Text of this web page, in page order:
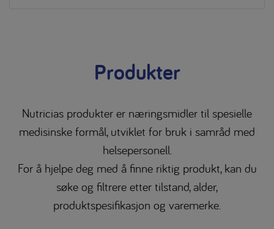
Produkter
Nutricias produkter er næringsmidler til spesielle
medisinske formål, utviklet for bruk i samråd med
helsepersonell.
For å hjelpe deg med å finne riktig produkt, kan du
søke og filtrere etter tilstand, alder,
produktspesifikasjon og varemerke.